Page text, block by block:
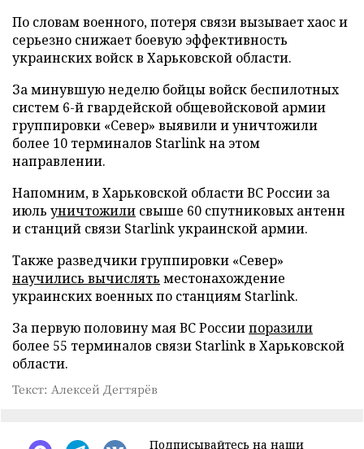
По словам военного, потеря связи вызывает хаос и
серьезно снижает боевую эффективность
украинских войск в Харьковской области.
За минувшую неделю бойцы войск беспилотных
систем 6-й гвардейской общевойсковой армии
группировки «Север» выявили и уничтожили
более 10 терминалов Starlink на этом
направлении.
Напомним, в Харьковской области ВС России за
июль уничтожили свыше 60 спутниковых антенн
и станций связи Starlink украинской армии.
Также разведчики группировки «Север»
научились вычислять местонахождение
украинских военных по станциям Starlink.
За первую половину мая ВС Россиипоразили
более 55 терминалов связи Starlink в Харьковской
области.
Текст: Алексей Дегтярёв
Подписывайтесь на наши